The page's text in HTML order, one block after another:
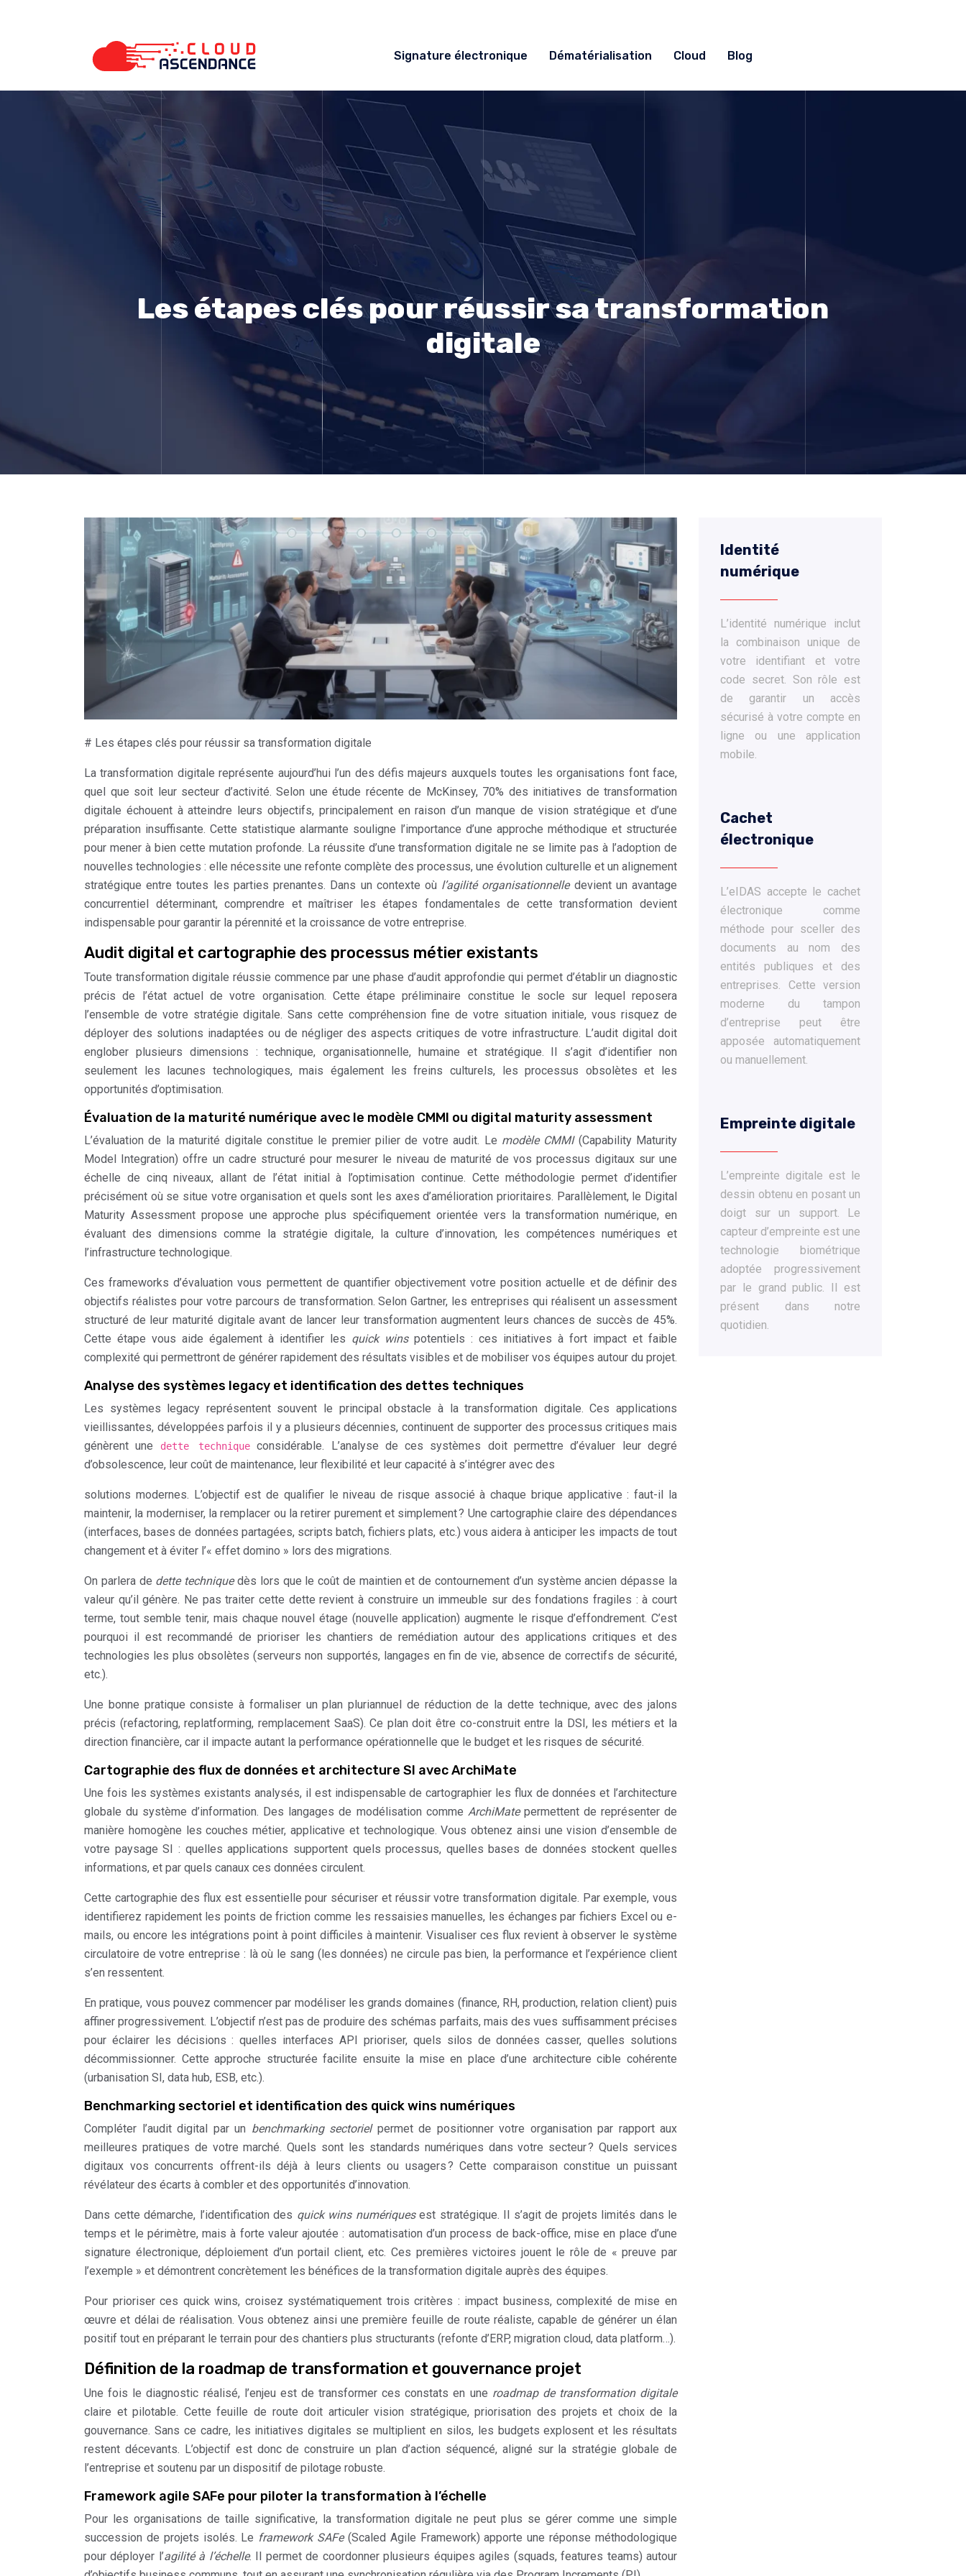
Signature électronique Dématérialisation Cloud Blog
Les étapes clés pour réussir sa transformation
digitale
# Les étapes clés pour réussir sa transformation digitale
La transformation digitale représente aujourd’hui l’un des défis majeurs auxquels toutes les organisations font face,
quel que soit leur secteur d’activité. Selon une étude récente de McKinsey, 70% des initiatives de transformation
digitale échouent à atteindre leurs objectifs, principalement en raison d’un manque de vision stratégique et d’une
préparation insuffisante. Cette statistique alarmante souligne l’importance d’une approche méthodique et structurée
pour mener à bien cette mutation profonde. La réussite d’une transformation digitale ne se limite pas à l’adoption de
nouvelles technologies : elle nécessite une refonte complète des processus, une évolution culturelle et un alignement
stratégique entre toutes les parties prenantes. Dans un contexte où l’agilité organisationnelledevient un avantage
concurrentiel déterminant, comprendre et maîtriser les étapes fondamentales de cette transformation devient
indispensable pour garantir la pérennité et la croissance de votre entreprise.
Audit digital et cartographie des processus métier existants
Toute transformation digitale réussie commence par une phase d’audit approfondie qui permet d’établir un diagnostic
précis de l’état actuel de votre organisation. Cette étape préliminaire constitue le socle sur lequel reposera
l’ensemble de votre stratégie digitale. Sans cette compréhension fine de votre situation initiale, vous risquez de
déployer des solutions inadaptées ou de négliger des aspects critiques de votre infrastructure. L’audit digital doit
englober plusieurs dimensions : technique, organisationnelle, humaine et stratégique. Il s’agit d’identifier non
seulement les lacunes technologiques, mais également les freins culturels, les processus obsolètes et les
opportunités d’optimisation.
Évaluation de la maturité numérique avec le modèle CMMI ou digital maturity assessment
L’évaluation de la maturité digitale constitue le premier pilier de votre audit. Le modèle CMMI(Capability Maturity
Model Integration) offre un cadre structuré pour mesurer le niveau de maturité de vos processus digitaux sur une
échelle de cinq niveaux, allant de l’état initial à l’optimisation continue. Cette méthodologie permet d’identifier
précisément où se situe votre organisation et quels sont les axes d’amélioration prioritaires. Parallèlement, le Digital
Maturity Assessment propose une approche plus spécifiquement orientée vers la transformation numérique, en
évaluant des dimensions comme la stratégie digitale, la culture d’innovation, les compétences numériques et
l’infrastructure technologique.
Ces frameworks d’évaluation vous permettent de quantifier objectivement votre position actuelle et de définir des
objectifs réalistes pour votre parcours de transformation. Selon Gartner, les entreprises qui réalisent un assessment
structuré de leur maturité digitale avant de lancer leur transformation augmentent leurs chances de succès de 45%.
Cette étape vous aide également à identifier les quick winspotentiels : ces initiatives à fort impact et faible
complexité qui permettront de générer rapidement des résultats visibles et de mobiliser vos équipes autour du projet.
Analyse des systèmes legacy et identification des dettes techniques
Les systèmes legacy représentent souvent le principal obstacle à la transformation digitale. Ces applications
vieillissantes, développées parfois il y a plusieurs décennies, continuent de supporter des processus critiques mais
génèrent une
dette techniqueconsidérable. L’analyse de ces systèmes doit permettre d’évaluer leur degré
d’obsolescence, leur coût de maintenance, leur flexibilité et leur capacité à s’intégrer avec des
solutions modernes. L’objectif est de qualifier le niveau de risque associé à chaque brique applicative : faut-il la
maintenir, la moderniser, la remplacer ou la retirer purement et simplement ? Une cartographie claire des dépendances
(interfaces, bases de données partagées, scripts batch, fichiers plats, etc.) vous aidera à anticiper les impacts de tout
changement et à éviter l’« effet domino » lors des migrations.
On parlera de dette techniquedès lors que le coût de maintien et de contournement d’un système ancien dépasse la
valeur qu’il génère. Ne pas traiter cette dette revient à construire un immeuble sur des fondations fragiles : à court
terme, tout semble tenir, mais chaque nouvel étage (nouvelle application) augmente le risque d’effondrement. C’est
pourquoi il est recommandé de prioriser les chantiers de remédiation autour des applications critiques et des
technologies les plus obsolètes (serveurs non supportés, langages en fin de vie, absence de correctifs de sécurité,
etc.).
Une bonne pratique consiste à formaliser un plan pluriannuel de réduction de la dette technique, avec des jalons
précis (refactoring, replatforming, remplacement SaaS). Ce plan doit être co-construit entre la DSI, les métiers et la
direction financière, car il impacte autant la performance opérationnelle que le budget et les risques de sécurité.
Cartographie des flux de données et architecture SI avec ArchiMate
Une fois les systèmes existants analysés, il est indispensable de cartographier les flux de données et l’architecture
globale du système d’information. Des langages de modélisation comme ArchiMatepermettent de représenter de
manière homogène les couches métier, applicative et technologique. Vous obtenez ainsi une vision d’ensemble de
votre paysage SI : quelles applications supportent quels processus, quelles bases de données stockent quelles
informations, et par quels canaux ces données circulent.
Cette cartographie des flux est essentielle pour sécuriser et réussir votre transformation digitale. Par exemple, vous
identifierez rapidement les points de friction comme les ressaisies manuelles, les échanges par fichiers Excel ou e-
mails, ou encore les intégrations point à point difficiles à maintenir. Visualiser ces flux revient à observer le système
circulatoire de votre entreprise : là où le sang (les données) ne circule pas bien, la performance et l’expérience client
s’en ressentent.
En pratique, vous pouvez commencer par modéliser les grands domaines (finance, RH, production, relation client) puis
affiner progressivement. L’objectif n’est pas de produire des schémas parfaits, mais des vues suffisamment précises
pour éclairer les décisions : quelles interfaces API prioriser, quels silos de données casser, quelles solutions
décommissionner. Cette approche structurée facilite ensuite la mise en place d’une architecture cible cohérente
(urbanisation SI, data hub, ESB, etc.).
Benchmarking sectoriel et identification des quick wins numériques
Compléter l’audit digital par un benchmarking sectorielpermet de positionner votre organisation par rapport aux
meilleures pratiques de votre marché. Quels sont les standards numériques dans votre secteur ? Quels services
digitaux vos concurrents offrent-ils déjà à leurs clients ou usagers ? Cette comparaison constitue un puissant
révélateur des écarts à combler et des opportunités d’innovation.
Dans cette démarche, l’identification des quick wins numériquesest stratégique. Il s’agit de projets limités dans le
temps et le périmètre, mais à forte valeur ajoutée : automatisation d’un process de back-office, mise en place d’une
signature électronique, déploiement d’un portail client, etc. Ces premières victoires jouent le rôle de « preuve par
l’exemple » et démontrent concrètement les bénéfices de la transformation digitale auprès des équipes.
Pour prioriser ces quick wins, croisez systématiquement trois critères : impact business, complexité de mise en
œuvre et délai de réalisation. Vous obtenez ainsi une première feuille de route réaliste, capable de générer un élan
positif tout en préparant le terrain pour des chantiers plus structurants (refonte d’ERP, migration cloud, data platform…).
Définition de la roadmap de transformation et gouvernance projet
Une fois le diagnostic réalisé, l’enjeu est de transformer ces constats en une roadmap de transformation digitale
claire et pilotable. Cette feuille de route doit articuler vision stratégique, priorisation des projets et choix de la
gouvernance. Sans ce cadre, les initiatives digitales se multiplient en silos, les budgets explosent et les résultats
restent décevants. L’objectif est donc de construire un plan d’action séquencé, aligné sur la stratégie globale de
l’entreprise et soutenu par un dispositif de pilotage robuste.
Framework agile SAFe pour piloter la transformation à l’échelle
Pour les organisations de taille significative, la transformation digitale ne peut plus se gérer comme une simple
succession de projets isolés. Le framework SAFe(Scaled Agile Framework) apporte une réponse méthodologique
pour déployer l’agilité à l’échelle. Il permet de coordonner plusieurs équipes agiles (squads, features teams) autour
Identité
numérique
L’identité numérique inclut
la combinaison unique de
votre identifiant et votre
code secret. Son rôle est
de garantir un accès
sécurisé à votre compte en
ligne ou une application
mobile.
Cachet
électronique
L’eIDAS accepte le cachet
électronique comme
méthode pour sceller des
documents au nom des
entités publiques et des
entreprises. Cette version
moderne du tampon
d’entreprise peut être
apposée automatiquement
ou manuellement.
Empreinte digitale
L’empreinte digitale est le
dessin obtenu en posant un
doigt sur un support. Le
capteur d’empreinte est une
technologie biométrique
adoptée progressivement
par le grand public. Il est
présent dans notre
quotidien.